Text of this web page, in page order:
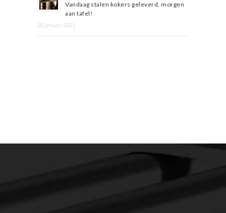
Vandaag stalen kokers geleverd, morgen
aan tafel!
28 januari 2021